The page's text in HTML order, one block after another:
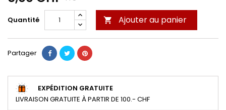
Quantité  Ajouter au panier
Partager
EXPÉDITION GRATUITE
LIVRAISON GRATUITE À PARTIR DE 100.- CHF